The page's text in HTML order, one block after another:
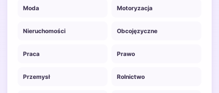
Moda Motoryzacja
Nieruchomości Obcojęzyczne
Praca Prawo
Przemysł Rolnictwo